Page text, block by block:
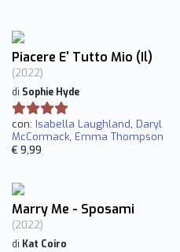
Piacere E' Tutto Mio (Il)
(2022)
di Sophie Hyde
con: Isabella Laughland, Daryl
McCormack, Emma Thompson
€ 9,99
Marry Me - Sposami
(2022)
di Kat Coiro